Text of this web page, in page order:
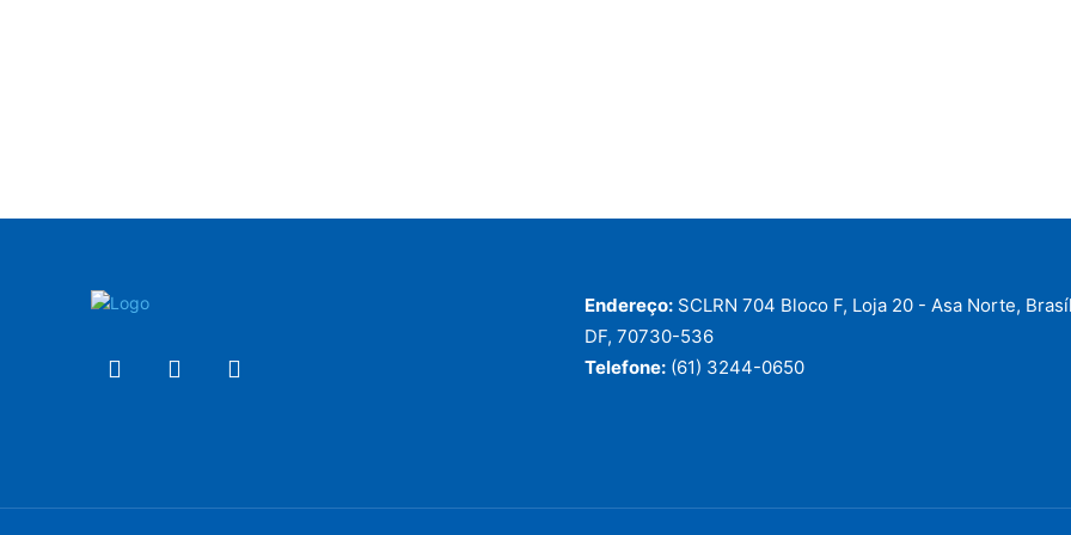
Endereço: SCLRN 704 Bloco F, Loja 20 - Asa Norte,
DF, 70730-536
Telefone: (61) 3244-0650